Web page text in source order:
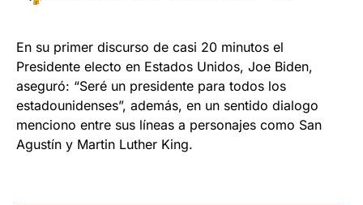
En su primer discurso de casi 20 minutos el
Presidente electo en Estados Unidos, Joe Biden,
aseguró: “Seré un presidente para todos los
estadounidenses”, además, en un sentido dialogo
menciono entre sus líneas a personajes como San
Agustín y Martin Luther King.